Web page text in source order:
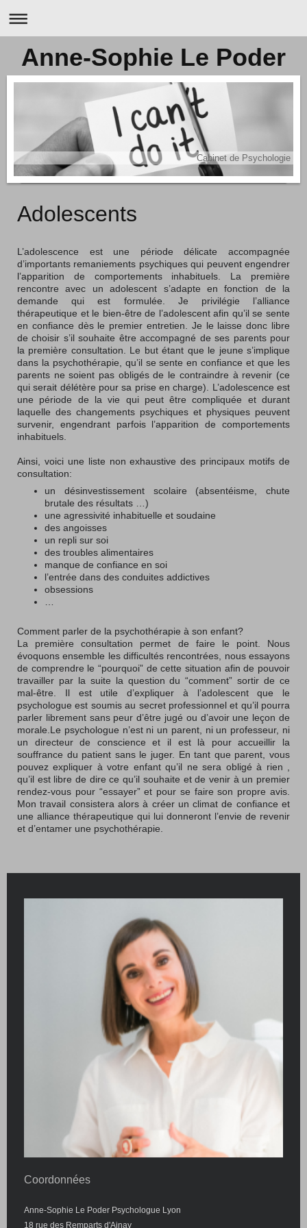
Anne-Sophie Le Poder
Cabinet de Psychologie
Adolescents
L’adolescence est une période délicate accompagnée
d’importants remaniements psychiques qui peuvent engendrer
l’apparition de comportements inhabituels. La première
rencontre avec un adolescent s’adapte en fonction de la
demande qui est formulée. Je privilégie l’alliance
thérapeutique et le bien-être de l’adolescent afin qu’il se sente
en confiance dès le premier entretien. Je le laisse donc libre
de choisir s’il souhaite être accompagné de ses parents pour
la première consultation. Le but étant que le jeune s’implique
dans la psychothérapie, qu’il se sente en confiance et que les
parents ne soient pas obligés de le contraindre à revenir (ce
qui serait délétère pour sa prise en charge). L’adolescence est
une période de la vie qui peut être compliquée et durant
laquelle des changements psychiques et physiques peuvent
survenir, engendrant parfois l’apparition de comportements
inhabituels.
Ainsi, voici une liste non exhaustive des principaux motifs de
consultation:
un désinvestissement scolaire (absentéisme, chute
brutale des résultats …)
une agressivité inhabituelle et soudaine
des angoisses
un repli sur soi
des troubles alimentaires
manque de confiance en soi
l’entrée dans des conduites addictives
obsessions
Comment parler de la psychothérapie à son enfant?
La première consultation permet de faire le point. Nous
évoquons ensemble les difficultés rencontrées, nous essayons
de comprendre le “pourquoi” de cette situation afin de pouvoir
travailler par la suite la question du “comment” sortir de ce
mal-être. Il est utile d’expliquer à l’adolescent que le
psychologue est soumis au secret professionnel et qu’il pourra
parler librement sans peur d’être jugé ou d’avoir une leçon de
morale.Le psychologue n’est ni un parent, ni un professeur, ni
un directeur de conscience et il est là pour accueillir la
souffrance du patient sans le juger. En tant que parent, vous
pouvez expliquer à votre enfant qu’il ne sera obligé à rien ,
qu’il est libre de dire ce qu’il souhaite et de venir à un premier
rendez-vous pour “essayer” et pour se faire son propre avis.
Mon travail consistera alors à créer un climat de confiance et
une alliance thérapeutique qui lui donneront l’envie de revenir
et d’entamer une psychothérapie.
Coordonnées
Anne-Sophie Le Poder Psychologue Lyon
18 rue des Remparts d'Ainay